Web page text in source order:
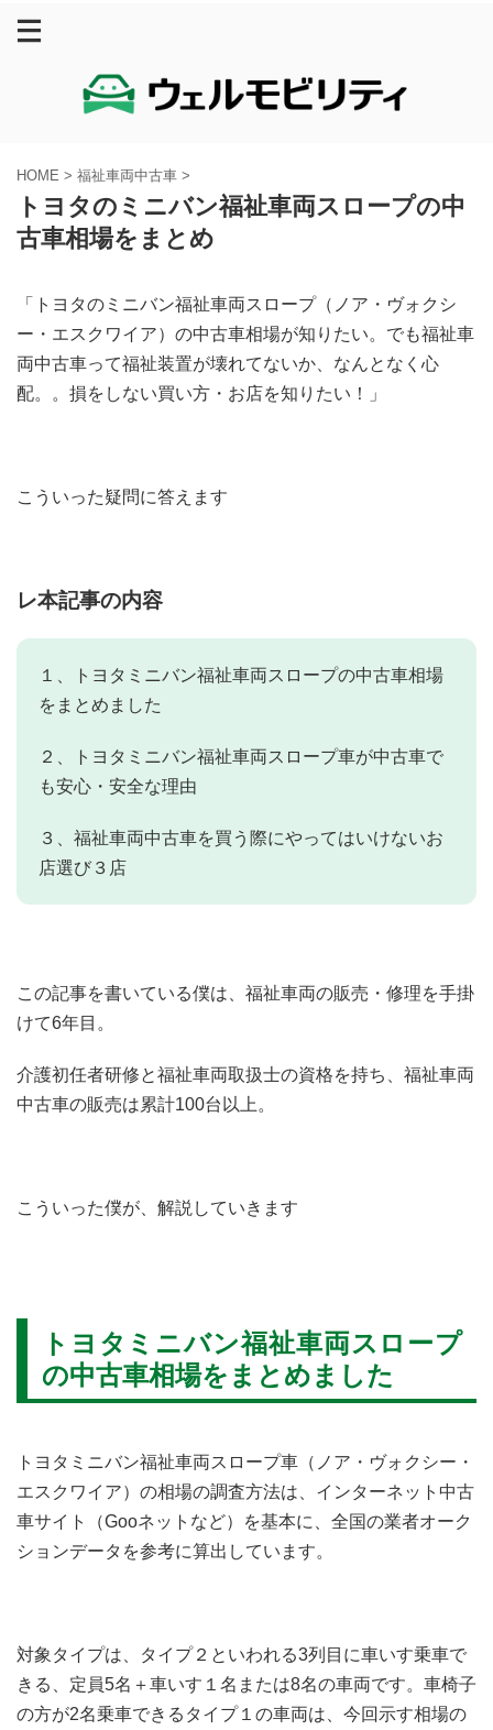
HOME > 福祉車両中古車 >
トヨタのミニバン福祉車両スロープの中
古車相場をまとめ
「トヨタのミニバン福祉車両スロープ（ノア・ヴォクシ
ー・エスクワイア）の中古車相場が知りたい。でも福祉車
両中古車って福祉装置が壊れてないか、なんとなく心
配。。損をしない買い方・お店を知りたい！」
こういった疑問に答えます
レ本記事の内容
１、トヨタミニバン福祉車両スロープの中古車相場
をまとめました
２、トヨタミニバン福祉車両スロープ車が中古車で
も安心・安全な理由
３、福祉車両中古車を買う際にやってはいけないお
店選び３店
この記事を書いている僕は、福祉車両の販売・修理を手掛
けて6年目。
介護初任者研修と福祉車両取扱士の資格を持ち、福祉車両
中古車の販売は累計100台以上。
こういった僕が、解説していきます
トヨタミニバン福祉車両スロープ
の中古車相場をまとめました
トヨタミニバン福祉車両スロープ車（ノア・ヴォクシー・
エスクワイア）の相場の調査方法は、インターネット中古
車サイト（Gooネットなど）を基本に、全国の業者オーク
ションデータを参考に算出しています。
対象タイプは、タイプ２といわれる3列目に車いす乗車で
きる、定員5名＋車いす１名または8名の車両です。車椅子
の方が2名乗車できるタイプ１の車両は、今回示す相場の